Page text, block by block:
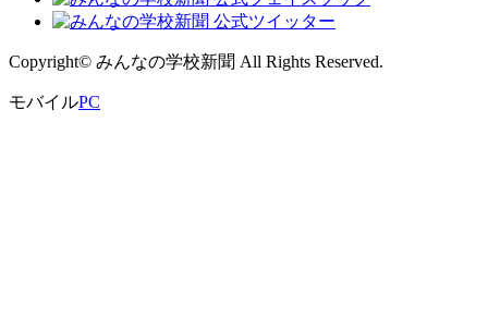
Copyright© みんなの学校新聞 All Rights Reserved.
モバイルPC